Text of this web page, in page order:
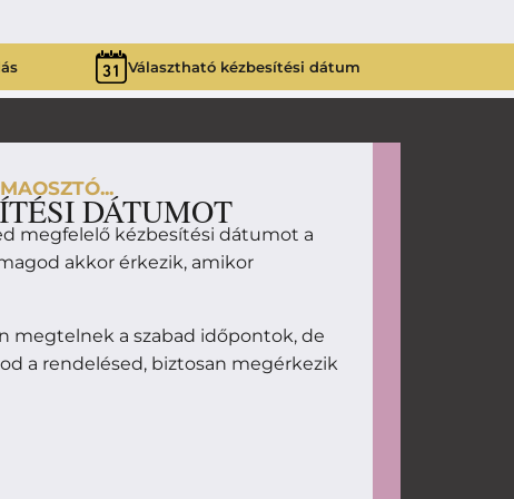
Választható kézbesítési dátum
DÁTUMOT
megfelelő kézbesítési dátumot a
akkor érkezik, amikor
megtelnek a szabad időpontok, de
a rendelésed, biztosan megérkezik